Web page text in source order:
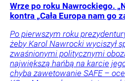
Wrze po roku Nawrockiego.
kontra „Cała Europa nam go
Po pierwszym roku
żeby Karol Nawrocki wyciszył
zwaśnionymi politycznymi
największą hańbą na karcie
chyba zawetowanie SAFE –